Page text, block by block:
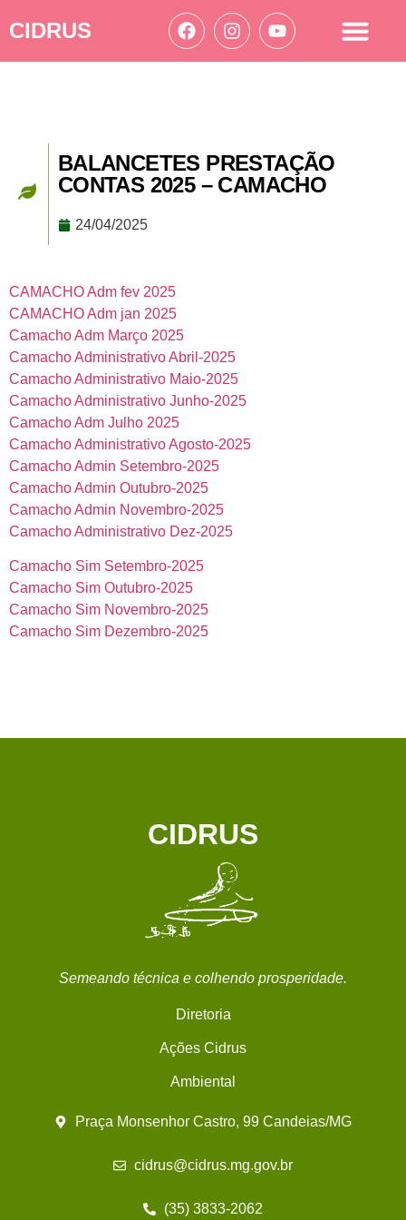
CIDRUS
BALANCETES PRESTAÇÃO
CONTAS 2025 – CAMACHO
24/04/2025
CAMACHO Adm fev 2025
CAMACHO Adm jan 2025
Camacho Adm Março 2025
Camacho Administrativo Abril-2025
Camacho Administrativo Maio-2025
Camacho Administrativo Junho-2025
Camacho Adm Julho 2025
Camacho Administrativo Agosto-2025
Camacho Admin Setembro-2025
Camacho Admin Outubro-2025
Camacho Admin Novembro-2025
Camacho Administrativo Dez-2025
Camacho Sim Setembro-2025
Camacho Sim Outubro-2025
Camacho Sim Novembro-2025
Camacho Sim Dezembro-2025
CIDRUS
Semeando técnica e colhendo prosperidade.
Diretoria
Ações Cidrus
Ambiental
Praça Monsenhor Castro, 99 Candeias/MG
cidrus@cidrus.mg.gov.br
(35) 3833-2062